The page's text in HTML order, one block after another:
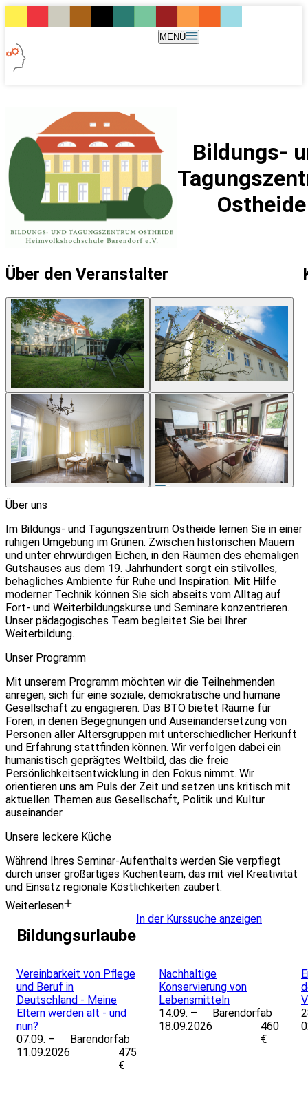
MENÜ
Bildungs-
Ostheide
Über den Veranstalter
6
Über uns
Im Bildungs- und Tagungszentrum Ostheide lernen Sie in einer
ruhigen Umgebung im Grünen. Zwischen historischen Mauern
und unter ehrwürdigen Eichen, in den Räumen des ehemaligen
Gutshauses aus dem 19. Jahrhundert sorgt ein stilvolles,
behagliches Ambiente für Ruhe und Inspiration. Mit Hilfe
moderner Technik können Sie sich abseits vom Alltag auf
Fort- und Weiterbildungskurse und Seminare konzentrieren.
Unser pädagogisches Team begleitet Sie bei Ihrer
Weiterbildung.
Unser Programm
Mit unserem Programm möchten wir die Teilnehmenden
anregen, sich für eine soziale, demokratische und humane
Gesellschaft zu engagieren. Das BTO bietet Räume für
Foren, in denen Begegnungen und Auseinandersetzung von
Personen aller Altersgruppen mit unterschiedlicher Herkunft
und Erfahrung stattfinden können. Wir verfolgen dabei ein
humanistisch geprägtes Weltbild, das die freie
Persönlichkeitsentwicklung in den Fokus nimmt. Wir
orientieren uns am Puls der Zeit und setzen uns kritisch mit
aktuellen Themen aus Gesellschaft, Politik und Kultur
auseinander.
Unsere leckere Küche
Während Ihres Seminar-Aufenthalts werden Sie verpflegt
durch unser großartiges Küchenteam, das mit viel Kreativität
und Einsatz regionale Köstlichkeiten zaubert.
Weiterlesen
Bildungsurlaube
In der Kurssuche anzeigen
Vereinbarkeit von Pflege
und Beruf in
Deutschland - Meine
Eltern werden alt - und
nun?
07.09. –
11.09.2026
Barendorfab
475
€
Nachhaltige
Konservierung von
Lebensmitteln
14.09. –
18.09.2026
Barendorfab
460
€